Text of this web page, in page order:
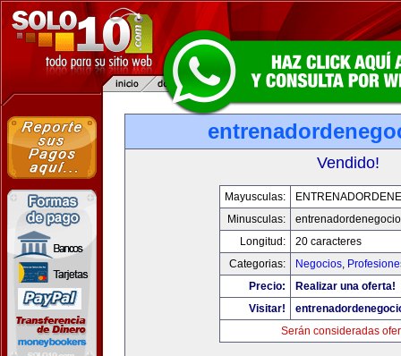
Vendido!
Mayusculas:
Minusculas:
Longitud:
20 caracteres
Categorias:
Negocios,
Precio:
Realizar una oferta!
Visitar!
Serán consideradas